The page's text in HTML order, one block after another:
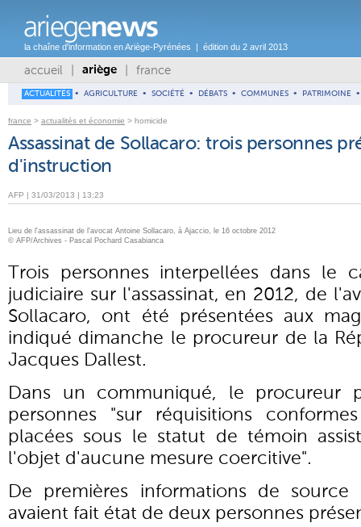
la chaîne d'information en Ariège-Pyrénées | édition du 2 avril 2013
accueil ariège france
ACTUALITÉS • AGRICULTURE • SOCIÉTÉ • DÉBATS • COMMUNES • PATRIMOINE •
france > actualités et économie > homicide
Assassinat de Sollacaro: trois personnes
d'instruction
AFP | 31/03/2013 | 13:23
Lieu de l'assassinat de l'avocat Antoine Sollacaro, à Ajaccio, le 16 octobre 2012
© AFP/Archives - Pascal Pochard Casabianca
Trois personnes interpellées dans le
judiciaire sur l'assassinat, en 2012, de
Sollacaro, ont été présentées aux
indiqué dimanche le procureur de la
Jacques Dallest.
Dans un communiqué, le procureur
personnes "sur réquisitions
placées sous le statut de témoin
l'objet d'aucune mesure coercitive".
De premières informations de
avaient fait état de deux personnes